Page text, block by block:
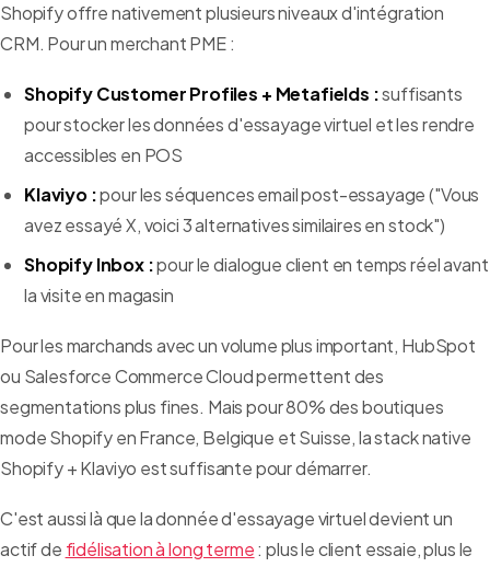
Shopify offre nativement plusieurs niveaux d'intégration
CRM. Pour un merchant PME :
Shopify Customer Profiles + Metafields :suffisants
pour stocker les données d'essayage virtuel et les rendre
accessibles en POS
Klaviyo :pour les séquences email post-essayage ("Vous
avez essayé X, voici 3 alternatives similaires en stock")
Shopify Inbox :pour le dialogue client en temps réel avant
la visite en magasin
Pour les marchands avec un volume plus important, HubSpot
ou Salesforce Commerce Cloud permettent des
segmentations plus fines. Mais pour 80% des boutiques
mode Shopify en France, Belgique et Suisse, la stack native
Shopify + Klaviyo est suffisante pour démarrer.
C'est aussi là que la donnée d'essayage virtuel devient un
actif de fidélisation à long terme: plus le client essaie, plus le